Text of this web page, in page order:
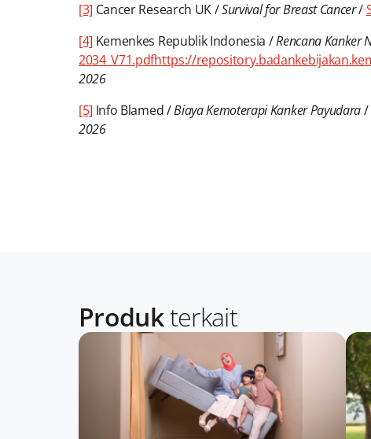
[3] Cancer Research UK /Survival for Breast Cancer/
[4] Kemenkes Republik Indonesia /Rencana Kanker
2034_V71.pdfhttps://
2026
[5] Info Blamed /Biaya Kemoterapi Kanker Payudara/
2026
Produkterkait